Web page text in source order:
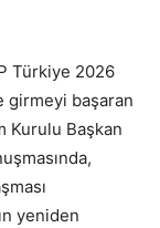
Türkiye 2026
girmeyi başaran
Kurulu Başkan
yeniden